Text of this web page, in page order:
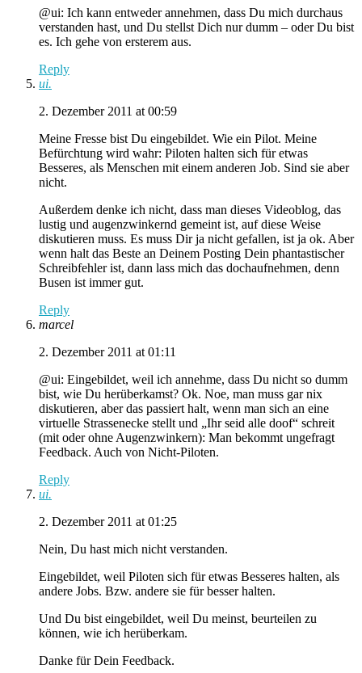
@ui: Ich kann entweder annehmen, dass Du mich durchaus
verstanden hast, und Du stellst Dich nur dumm – oder Du bist
es. Ich gehe von ersterem aus.
Reply
ui.
2. Dezember 2011 at 00:59
Meine Fresse bist Du eingebildet. Wie ein Pilot. Meine
Befürchtung wird wahr: Piloten halten sich für etwas
Besseres, als Menschen mit einem anderen Job. Sind sie aber
nicht.
Außerdem denke ich nicht, dass man dieses Videoblog, das
lustig und augenzwinkernd gemeint ist, auf diese Weise
diskutieren muss. Es muss Dir ja nicht gefallen, ist ja ok. Aber
wenn halt das Beste an Deinem Posting Dein phantastischer
Schreibfehler ist, dann lass mich das dochaufnehmen, denn
Busen ist immer gut.
Reply
marcel
2. Dezember 2011 at 01:11
@ui: Eingebildet, weil ich annehme, dass Du nicht so dumm
bist, wie Du herüberkamst? Ok. Noe, man muss gar nix
diskutieren, aber das passiert halt, wenn man sich an eine
virtuelle Strassenecke stellt und „Ihr seid alle doof“ schreit
(mit oder ohne Augenzwinkern): Man bekommt ungefragt
Feedback. Auch von Nicht-Piloten.
Reply
ui.
2. Dezember 2011 at 01:25
Nein, Du hast mich nicht verstanden.
Eingebildet, weil Piloten sich für etwas Besseres halten, als
andere Jobs. Bzw. andere sie für besser halten.
Und Du bist eingebildet, weil Du meinst, beurteilen zu
können, wie ich herüberkam.
Danke für Dein Feedback.